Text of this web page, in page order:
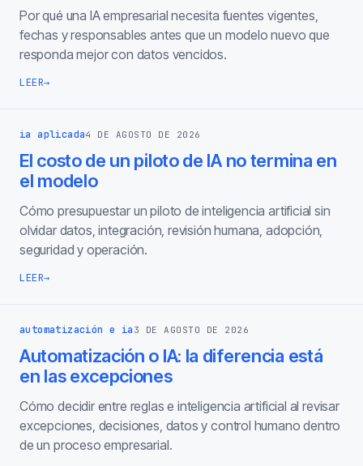
Por qué una IA empresarial necesita fuentes vigentes,
fechas y responsables antes que un modelo nuevo que
responda mejor con datos vencidos.
LEER→
ia aplicada4 DE AGOSTO DE 2026
El costo de un piloto de IA no termina en
el modelo
Cómo presupuestar un piloto de inteligencia artificial sin
olvidar datos, integración, revisión humana, adopción,
seguridad y operación.
LEER→
automatización e ia 3 DE AGOSTO DE 2026
Automatización o IA: la diferencia está
en las excepciones
Cómo decidir entre reglas e inteligencia artificial al revisar
excepciones, decisiones, datos y control humano dentro
de un proceso empresarial.